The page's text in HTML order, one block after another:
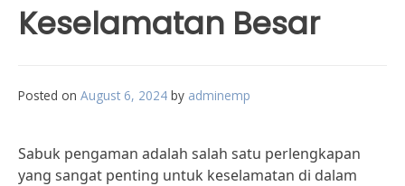
Keselamatan Besar
Posted on August 6, 2024 by adminemp
Sabuk pengaman adalah salah satu perlengkapan
yang sangat penting untuk keselamatan di dalam